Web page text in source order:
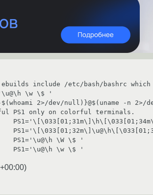
PS1 only on colorful terminals.
/etc/bash/bashrc:		PS1='\u@\h \w \$ '
)